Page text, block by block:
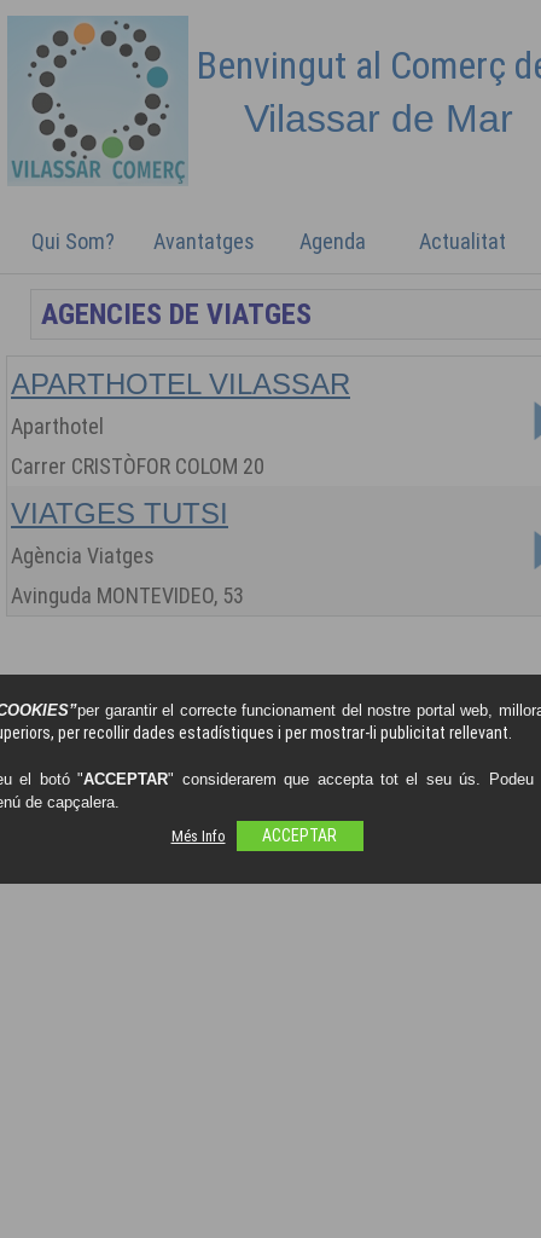
Benvingut al Comerç
Vilassar de Mar
Qui Som? Avantatges Agenda Actualitat
APARTHOTEL VILASSAR
Aparthotel
Carrer CRISTÒFOR COLOM 20
VIATGES TUTSI
Agència Viatges
Avinguda MONTEVIDEO, 53
per garantir el correcte funcionament del nostre portal web,
per recollir dades estadístiques i per mostrar-li publicitat rellevant.
el botó "ACCEPTAR" considerarem que accepta tot el seu ús.
de capçalera.
Més Info
ACCEPTAR